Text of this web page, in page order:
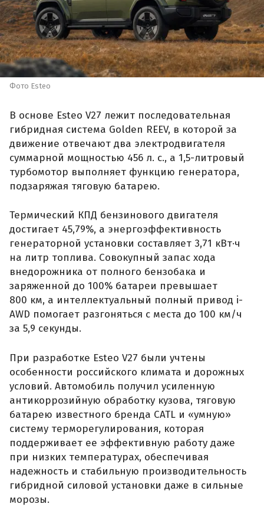
Фото Esteo
В основе Esteo V27 лежит последовательная
гибридная система Golden REEV, в которой за
движение отвечают два электродвигателя
суммарной мощностью 456 л. с., а 1,5-литровый
турбомотор выполняет функцию генератора,
подзаряжая тяговую батарею.
Термический КПД бензинового двигателя
достигает 45,79%, а энергоэффективность
генераторной установки составляет 3,71 кВт·ч
на литр топлива. Совокупный запас хода
внедорожника от полного бензобака и
заряженной до 100% батареи превышает
800 км, а интеллектуальный полный привод i-
AWD помогает разгоняться с места до 100 км/ч
за 5,9 секунды.
При разработке Esteo V27 были учтены
особенности российского климата и дорожных
условий. Автомобиль получил усиленную
антикоррозийную обработку кузова, тяговую
батарею известного бренда CATL и «умную»
систему терморегулирования, которая
поддерживает ее эффективную работу даже
при низких температурах, обеспечивая
надежность и стабильную производительность
гибридной силовой установки даже в сильные
морозы.